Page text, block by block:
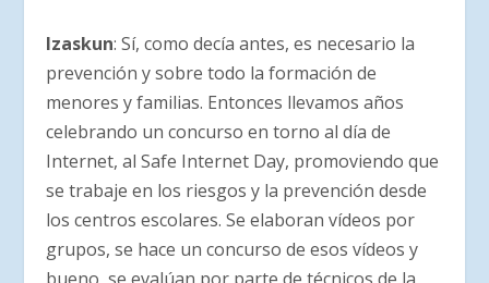
Izaskun: Sí, como decía antes, es necesario la
prevención y sobre todo la formación de
menores y familias. Entonces llevamos años
celebrando un concurso en torno al día de
Internet, al Safe Internet Day, promoviendo que
se trabaje en los riesgos y la prevención desde
los centros escolares. Se elaboran vídeos por
grupos, se hace un concurso de esos vídeos y